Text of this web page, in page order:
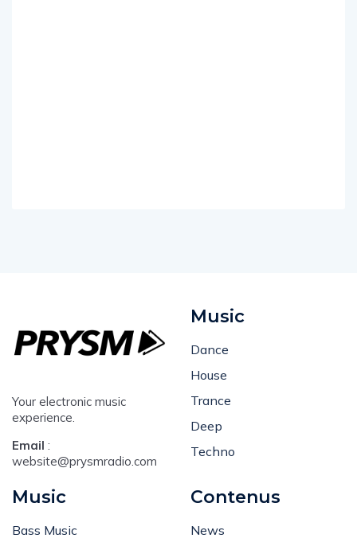
Your electronic music
experience.
Email :
website@prysmradio.com
Music
Dance
House
Trance
Deep
Techno
Music
Bass Music
Contenus
News